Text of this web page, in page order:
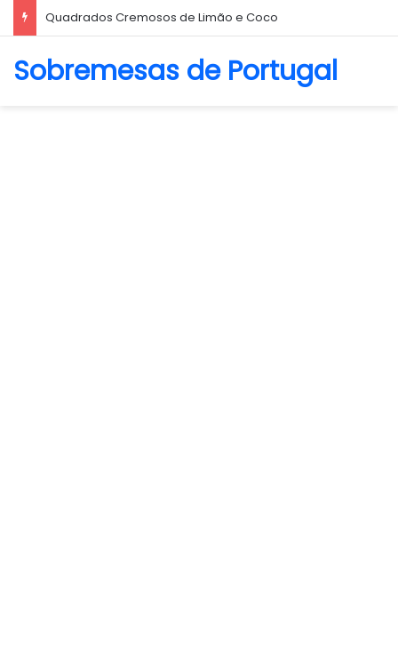
Biscoito Amanteigado
Sobremesas de Portugal